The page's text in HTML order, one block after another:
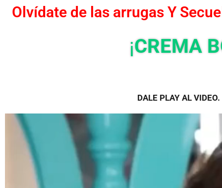
Olvídate de las arrugas Y
¡CREMA
DALE PLAY AL VIDEO.